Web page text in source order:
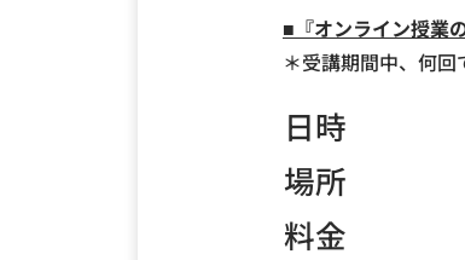
■『オンライン授業
＊受講期間中、何
日時
場所
料金